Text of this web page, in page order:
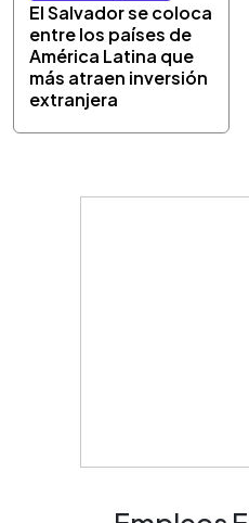
El Salvador se coloca
entre los países de
América Latina que
más atraen inversión
extranjera